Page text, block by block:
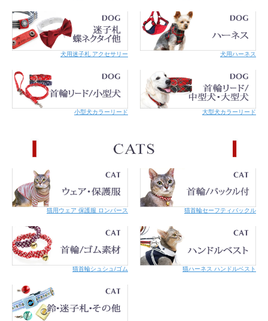
犬用迷子札 アクセサリー 犬用ハーネス
小型犬カラーリード 大型犬カラーリード
猫用ウェア 保護服 ロンパース 猫首輪セーフティバックル
猫首輪シュシュ/ゴム 猫ハーネス ハンドルベスト